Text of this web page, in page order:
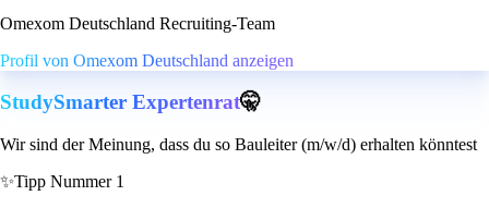
Omexom Deutschland Recruiting-Team
Profil von Omexom Deutschland anzeigen
StudySmarter Expertenrat🤫
Wir sind der Meinung, dass du so Bauleiter (m/w/d) erhalten könntest
✨Tipp Nummer 1